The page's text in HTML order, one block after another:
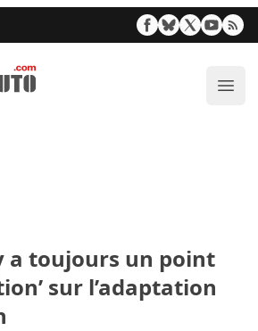
a toujours un point
sur l’adaptation